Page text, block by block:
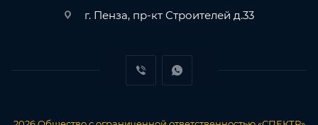
г. Пенза, пр-кт Строителей д.33